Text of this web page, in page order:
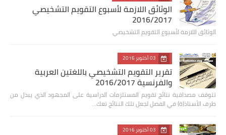
الوثائق اللازمة لأسبوع التقويم التشخيصي
2016/2017
الوثائق اللازمة لأسبوع التقويم التشخيصي
03 أكتوبر 2016
تقرير التقويم التشخيصي باللغتين العربية
والفرنسية 2016/2017
تتوقف مصداقية نتائج تقويم المستلزمات الدراسية على المجهود الذي يبذل من
طرف الأستاذ(ة) في الفصل لجعل تلك النتائج تعك…
03 أكتوبر 2016